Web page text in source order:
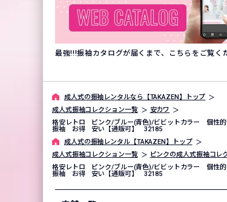
最強!!!振袖カタログが届くまで、こちらをご覧く
成⼈式の振袖レンタルなら【TAKAZEN】トップ
成人式振袖コレクション一覧
安カワ
格安レトロ ピンク/ブルー(青色)/ビビットカラー 個性
振袖 お得 安い【通販可】 32185
成⼈式の振袖レンタル【TAKAZEN】トップ
成人式振袖コレクション一覧
ピンクの成人式振袖コレ
格安レトロ ピンク/ブルー(青色)/ビビットカラー 個性
振袖 お得 安い【通販可】 32185